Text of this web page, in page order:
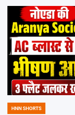
POSTED
HNN SHORTS